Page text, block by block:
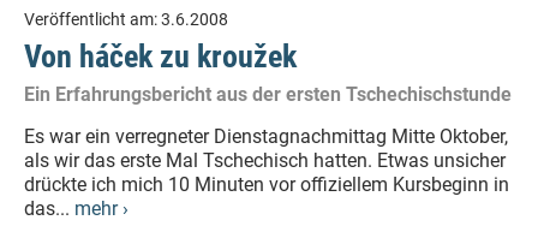
Veröffentlicht am:3.6.2008
Von háček zu kroužek
Ein Erfahrungsbericht aus der ersten Tschechischstunde
Es war ein verregneter Dienstagnachmittag Mitte Oktober,
als wir das erste Mal Tschechisch hatten. Etwas unsicher
drückte ich mich 10 Minuten vor offiziellem Kursbeginn in
das... mehr ›